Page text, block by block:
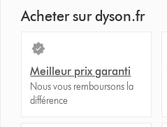
Acheter sur dyson.fr
Meilleur prix garanti
Nous vous remboursons la
différence